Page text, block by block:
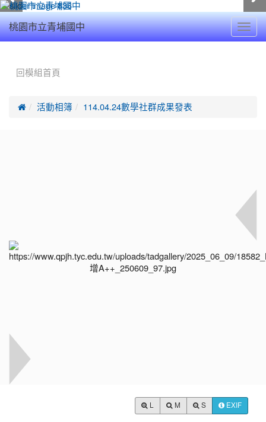
桃園市立青埔國中
回模組首頁
 活動相簿 114.04.24數學社群成果發表
M S EXIF